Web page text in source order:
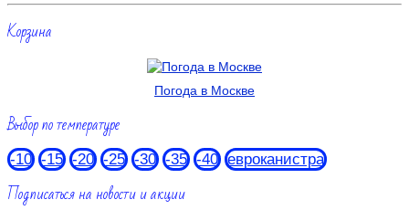
Корзина
Погода в Москве
Выбор по температуре
-10 -15 -20 -25 -30 -35 -40 евроканистра
Подписаться на новости и акции